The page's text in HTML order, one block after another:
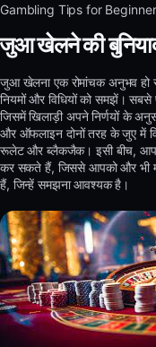
Gambling Tips for
खेलने की
जुआ खेलना एक रोमांचक अनुभव
नियमों और विधियों को समझें।
जिसमें खिलाड़ी अपने निर्णयों के
और ऑफलाइन दोनों तरह के जुए में
रूलेट और ब्लैकजैक। इसी बीच, आप
कर सकते हैं, जिससे आपको और भी
हैं, जिन्हें समझना आवश्यक है।